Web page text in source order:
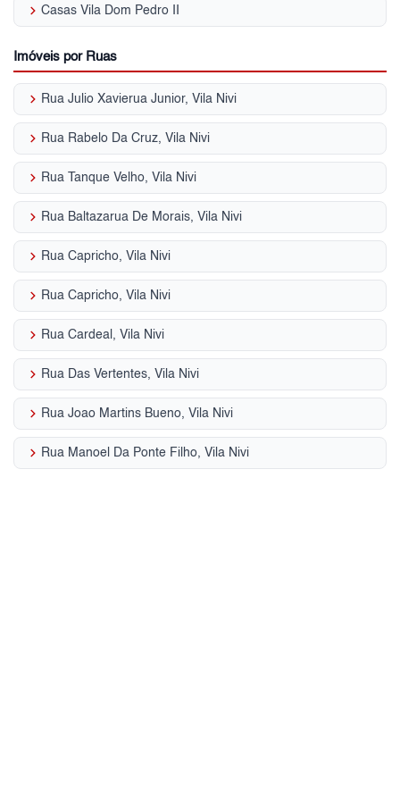
keyboard_arrow_right Casas Vila Dom Pedro II
Imóveis por Ruas
keyboard_arrow_right Rua Julio Xavierua Junior, Vila Nivi
keyboard_arrow_right Rua Rabelo Da Cruz, Vila Nivi
keyboard_arrow_right Rua Tanque Velho, Vila Nivi
keyboard_arrow_right Rua Baltazarua De Morais, Vila Nivi
keyboard_arrow_right Rua Capricho, Vila Nivi
keyboard_arrow_right Rua Capricho, Vila Nivi
keyboard_arrow_right Rua Cardeal, Vila Nivi
keyboard_arrow_right Rua Das Vertentes, Vila Nivi
keyboard_arrow_right Rua Joao Martins Bueno, Vila Nivi
keyboard_arrow_right Rua Manoel Da Ponte Filho, Vila Nivi